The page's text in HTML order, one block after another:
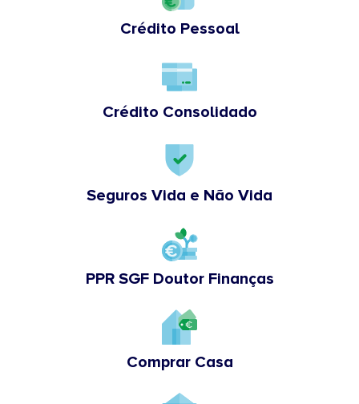
Crédito Pessoal
Crédito Consolidado
Seguros Vida e Não Vida
PPR SGF Doutor Finanças
Comprar Casa